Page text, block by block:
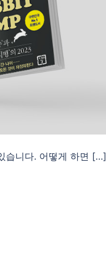
습니다. 어떻게 하면 […]